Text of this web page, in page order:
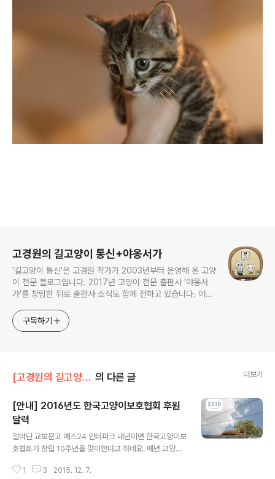
고경원의 길고양이 통신+야옹서가
'길고양이 통신'은 고경원 작가가 2003년부터 운영해 온 고양
이 전문 블로그입니다. 2017년 고양이 전문 출판사 '야옹서
가'를 창립한 뒤로 출판사 소식도 함께 전하고 있습니다. 야옹
면서, 고양이와 반려인의 행복에 도움이 될 책을 만듭니다.
구독하기
[고경원의 길고양이 통신]/[고양이 여행] 한국 의 다른 글 더보기
[안내] 2016년도 한국고양이보호협회 후원
달력
알라딘 교보문고 예스24 인터파크 내년이면 한국고양이보
호협회가 창립 10주년을 맞이한다고 하네요. 매년 고양이
를 테마로 달력을 만들 예정이라고 해서 그간 찍은 길고양
1 3 2015. 12. 7.